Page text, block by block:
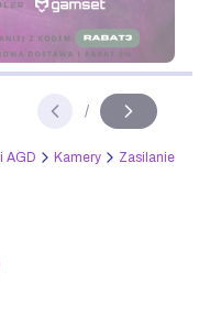
stronę.
Slajd
/
z
AGD Kamery Zasilanie